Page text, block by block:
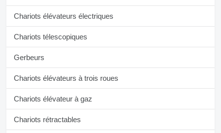
Chariots élévateurs électriques
Chariots télescopiques
Gerbeurs
Chariots élévateurs à trois roues
Chariots élévateur à gaz
Chariots rétractables